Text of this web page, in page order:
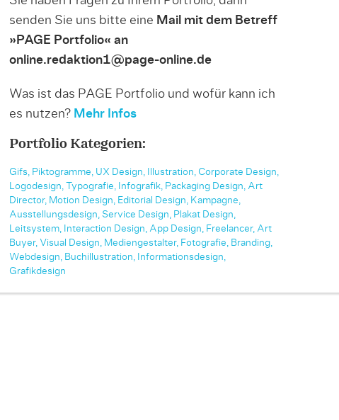
senden Sie uns bitte eine Mail mit dem Betreff
»PAGE Portfolio« an
online.redaktion1@page-online.de
Was ist das PAGE Portfolio und wofür kann ich
es nutzen? Mehr Infos
Portfolio Kategorien:
Gifs, Piktogramme, UX Design, Illustration, Corporate Design,
Logodesign,
Typografie, Infografik, Packaging Design, Art
Director, Motion Design, Editorial Design, Kampagne,
Ausstellungsdesign, Service Design, Plakat Design,
Leitsystem,
Interaction Design, App Design, Freelancer, Art
Buyer, Visual Design, Mediengestalter, Fotografie, Branding,
Webdesign, Buchillustration,
Informationsdesign,
Grafikdesign